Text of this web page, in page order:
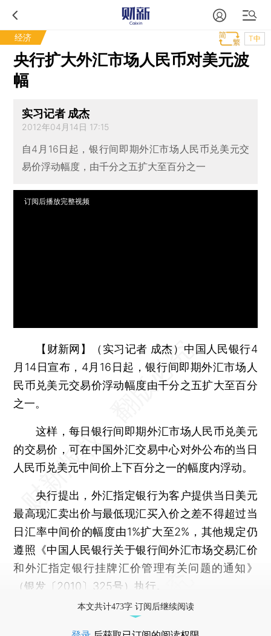
经济 T中
央行扩大外汇市场人民币对美元波
幅
实习记者 成杰
2012年04月14日 17:15
自4月16日起，银行间即期外汇市场人民币兑美元交
易价浮动幅度，由千分之五扩大至百分之一
订阅后播放完整视频
【财新网】（实习记者 成杰） 中国人民银行4
月14日宣布，4月16日起，银行间即期外汇市场人
民币兑美元交易价浮动幅度由千分之五扩大至百分
之一。
这样，每日银行间即期外汇市场人民币兑美元
的交易价，可在中国外汇交易中心对外公布的当日
人民币兑美元中间价上下百分之一的幅度内浮动。
央行提出，外汇指定银行为客户提供当日美元
最高现汇卖出价与最低现汇买入价之差不得超过当
日汇率中间价的幅度由1%扩大至2%，其他规定仍
遵照《中国人民银行关于银行间外汇市场交易汇价
和外汇指定银行挂牌汇价管理有关问题的通知》
（银发〔2010〕325号）执行。
本文共计473字 订阅后继续阅读